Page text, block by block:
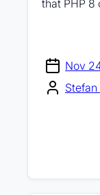
that PHP 8
Nov